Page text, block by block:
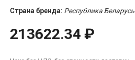
Страна бренда: Республика Беларусь
213622.34 ₽